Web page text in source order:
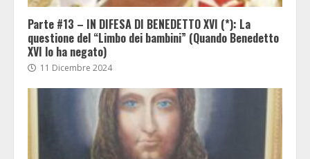
Parte #13 – IN DIFESA DI BENEDETTO XVI (*): La
questione del “Limbo dei bambini” (Quando Benedetto
XVI lo ha negato)
11 Dicembre 2024